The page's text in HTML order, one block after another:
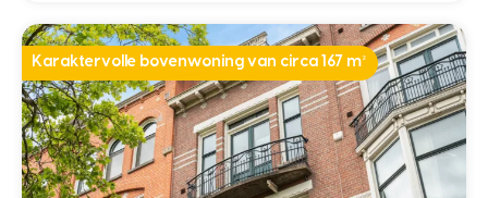
Karaktervolle bovenwoning van circa 167 m²